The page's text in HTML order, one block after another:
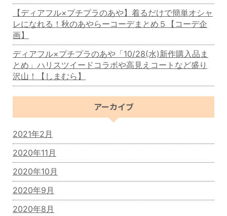
【ディアフル×プチプラのあや】着るだけで簡単オシャ
レになれる！秋のあやらーコーデまとめ５【コーデ企
画】
ディアフル×プチプラのあや「10/28(水)新作購入品ま
とめ」ハリスツイードコラボや高見えコートなど盛り
沢山！【しまむら】
アーカイブ
2021年2月
2020年11月
2020年10月
2020年9月
2020年8月